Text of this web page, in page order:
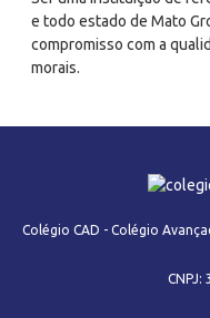
e todo estado de Mato
compromisso com a
morais.
Colégio CAD - Colégio
CNPJ: